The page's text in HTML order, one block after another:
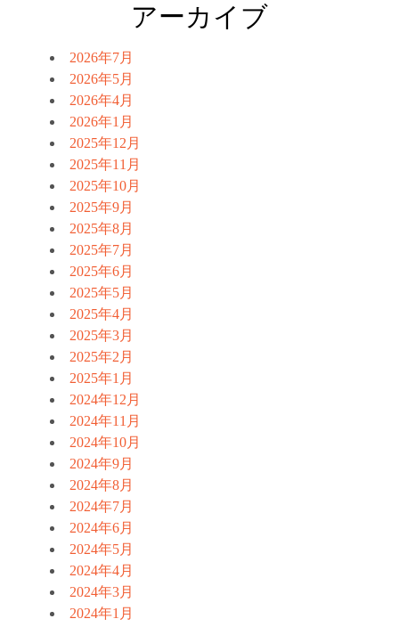
アーカイブ
2026年7月
2026年5月
2026年4月
2026年1月
2025年12月
2025年11月
2025年10月
2025年9月
2025年8月
2025年7月
2025年6月
2025年5月
2025年4月
2025年3月
2025年2月
2025年1月
2024年12月
2024年11月
2024年10月
2024年9月
2024年8月
2024年7月
2024年6月
2024年5月
2024年4月
2024年3月
2024年1月